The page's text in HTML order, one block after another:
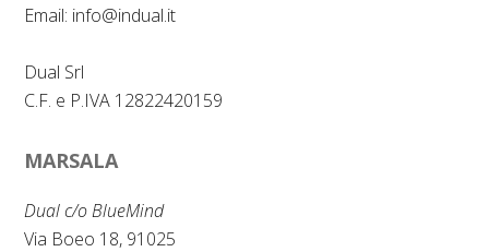
Email: info@indual.it
Dual Srl
C.F. e P.IVA 12822420159
MARSALA
Dual c/o BlueMind
Via Boeo 18, 91025